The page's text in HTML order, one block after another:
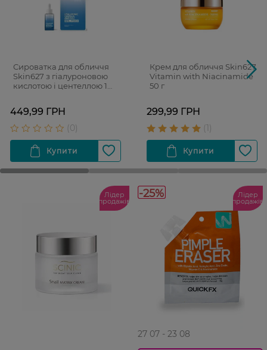
Сироватка для обличчя
Skin627 з гіалуроновою
кислотою і центеллою 1
449,99 ГРН
Крем для обличчя Skin627
Vitamin with Niacinamide
50 г
299,99 ГРН
Лідер
продажів
-25% Лідер
продажів
27 07 - 23 08